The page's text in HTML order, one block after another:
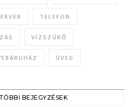
TELEFON
VÍZSZŰRŐ
ÜVEG
BEJEGYZÉSEK